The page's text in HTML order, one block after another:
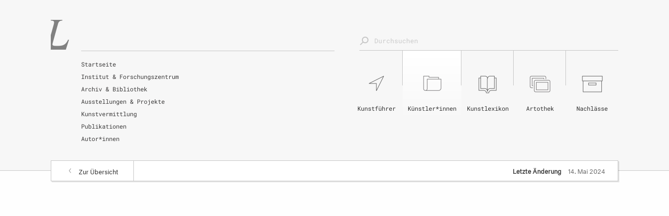
Startseite
Institut & Forschungszentrum
Archiv & Bibliothek
Ausstellungen & Projekte
Kunstvermittlung
Publikationen
Autor*innen
Nachlässe
Artothek
Kunstlexikon
Künstler*innen
Kunstführer
Zur Übersicht Letzte Änderung 14. Mai 2024